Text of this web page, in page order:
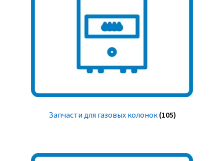
Запчасти для газовых колонок (105)